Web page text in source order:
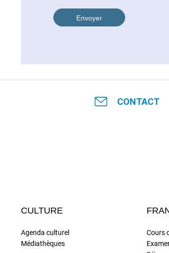
CONTACT
CULTURE
Agenda culturel
Médiathèques
Cours